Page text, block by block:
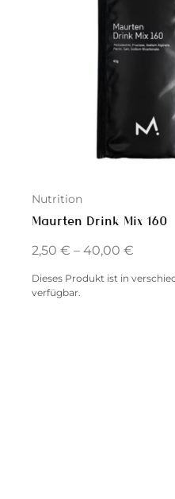
Nutrition
Maurten Drink Mix 160
2,50 € – 40,00 €
Dieses Produkt ist in
verfügbar.